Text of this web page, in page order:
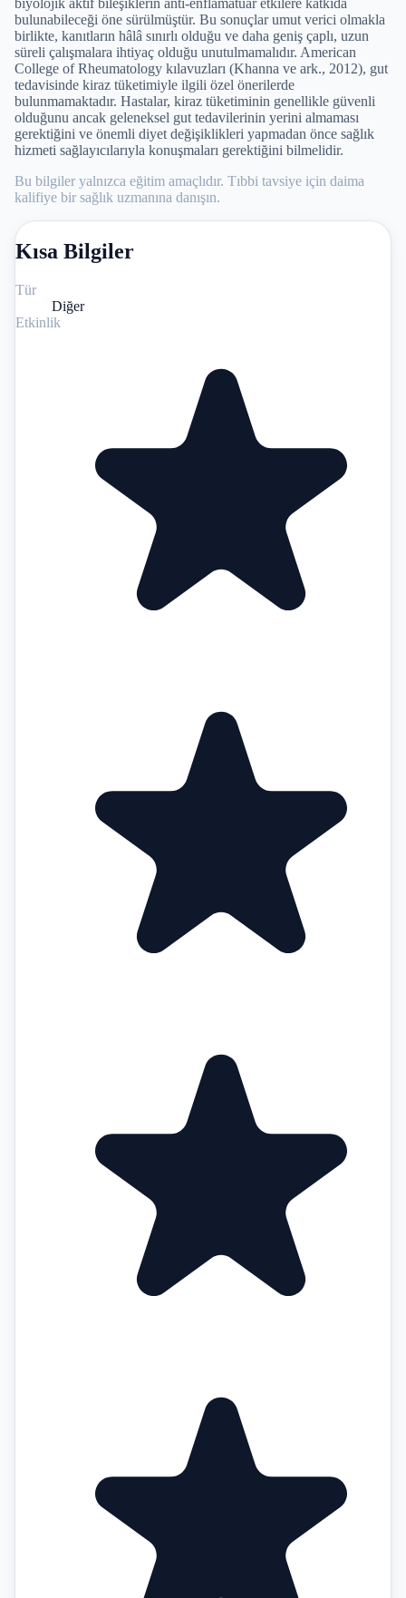
bulunabileceği öne sürülmüştür. Bu sonuçlar umut verici olmakla
birlikte, kanıtların hâlâ sınırlı olduğu ve daha geniş çaplı, uzun
süreli çalışmalara ihtiyaç olduğu unutulmamalıdır. American
College of Rheumatology kılavuzları (Khanna ve ark., 2012), gut
tedavisinde kiraz tüketimiyle ilgili özel önerilerde
bulunmamaktadır. Hastalar, kiraz tüketiminin genellikle güvenli
olduğunu ancak geleneksel gut tedavilerinin yerini almaması
gerektiğini ve önemli diyet değişiklikleri yapmadan önce sağlık
hizmeti sağlayıcılarıyla konuşmaları gerektiğini bilmelidir.
Bu bilgiler yalnızca eğitim amaçlıdır. Tıbbi tavsiye için daima
kalifiye bir sağlık uzmanına danışın.
Kısa Bilgiler
Tür
Diğer
Etkinlik